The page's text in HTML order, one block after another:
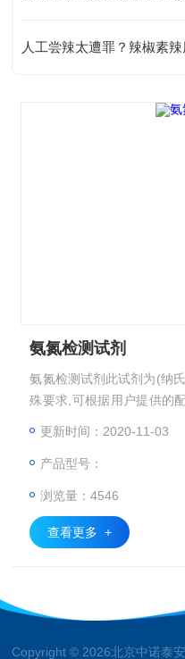
人工尝辣太遭罪？辣椒素
氨氮检测试剂
氨氮检测试剂此试剂为(纳
殊要求,可根据用户提供的
更新时间：2020-11-03
产品型号：
浏览量：4546
查看更多 +
Copyright © 2026北京中诺泰